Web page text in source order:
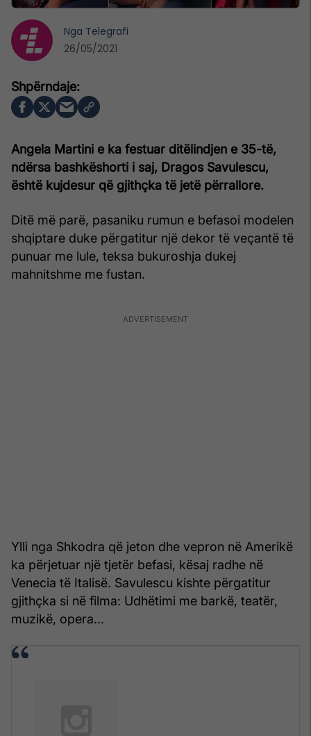
Angela Martini e ka festuar ditëlindjen e 35-të,
ndërsa bashkëshorti i saj, Dragos Savulescu,
është kujdesur që gjithçka të jetë përrallore.
Ditë më parë, pasaniku rumun e befasoi modelen
shqiptare duke përgatitur një dekor të veçantë të
punuar me lule, teksa bukuroshja dukej
mahnitshme me fustan.
Ylli nga Shkodra që jeton dhe vepron në Amerikë
ka përjetuar një tjetër befasi, kësaj radhe në
Venecia të Italisë. Savulescu kishte përgatitur
gjithçka si në filma: Udhëtimi me barkë, teatër,
muzikë, opera...
Nga Telegrafi
26/05/2021